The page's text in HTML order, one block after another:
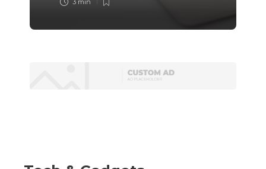
3 min
3 min